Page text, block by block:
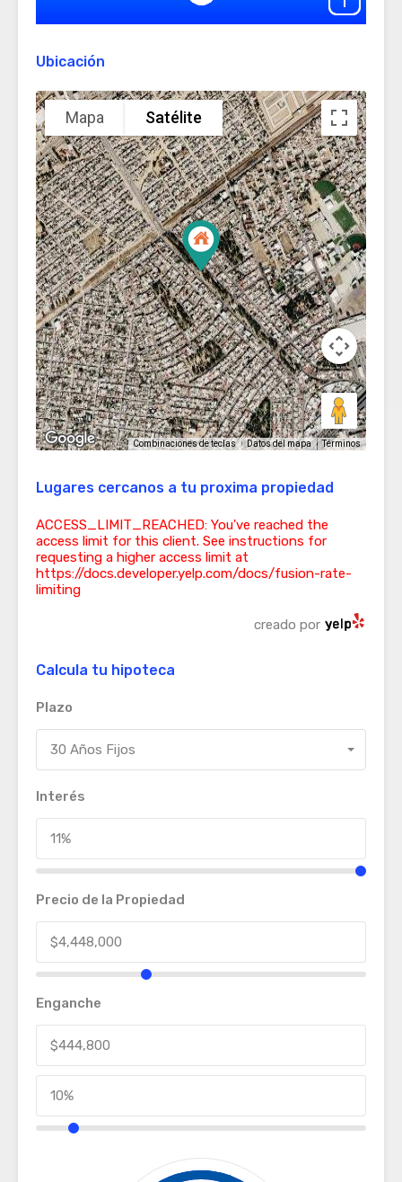
Ubicación
Mapa Satélite
Combinaciones de teclas Datos del mapa Términos
Lugares cercanos a tu proxima propiedad
ACCESS_LIMIT_REACHED: You've reached the
access limit for this client. See instructions for
requesting a higher access limit at
https://docs.developer.yelp.com/docs/fusion-rate-
limiting
creado por
Calcula tu hipoteca
Plazo
30 Años Fijos
Interés
Precio de la Propiedad
Enganche